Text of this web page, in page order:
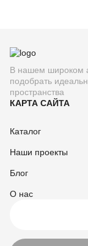
В нашем широком
подобрать
пространства
КАРТА САЙТА
Каталог
Наши проекты
Блог
О нас